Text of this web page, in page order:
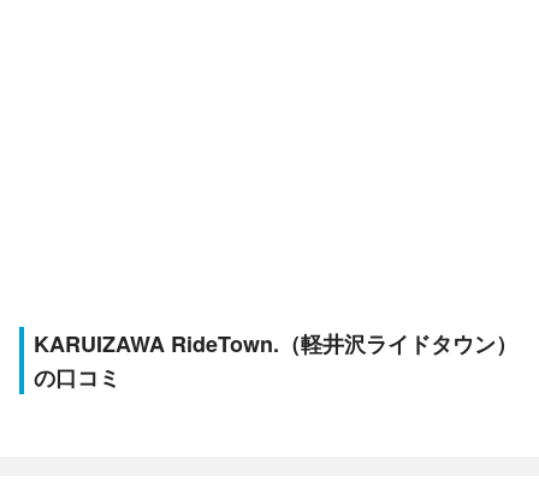
KARUIZAWA RideTown.（軽井沢ライドタウン）
の口コミ